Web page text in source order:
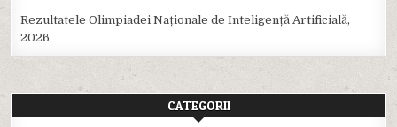
Rezultatele Olimpiadei Naționale de Inteligență Artificială,
2026
CATEGORII